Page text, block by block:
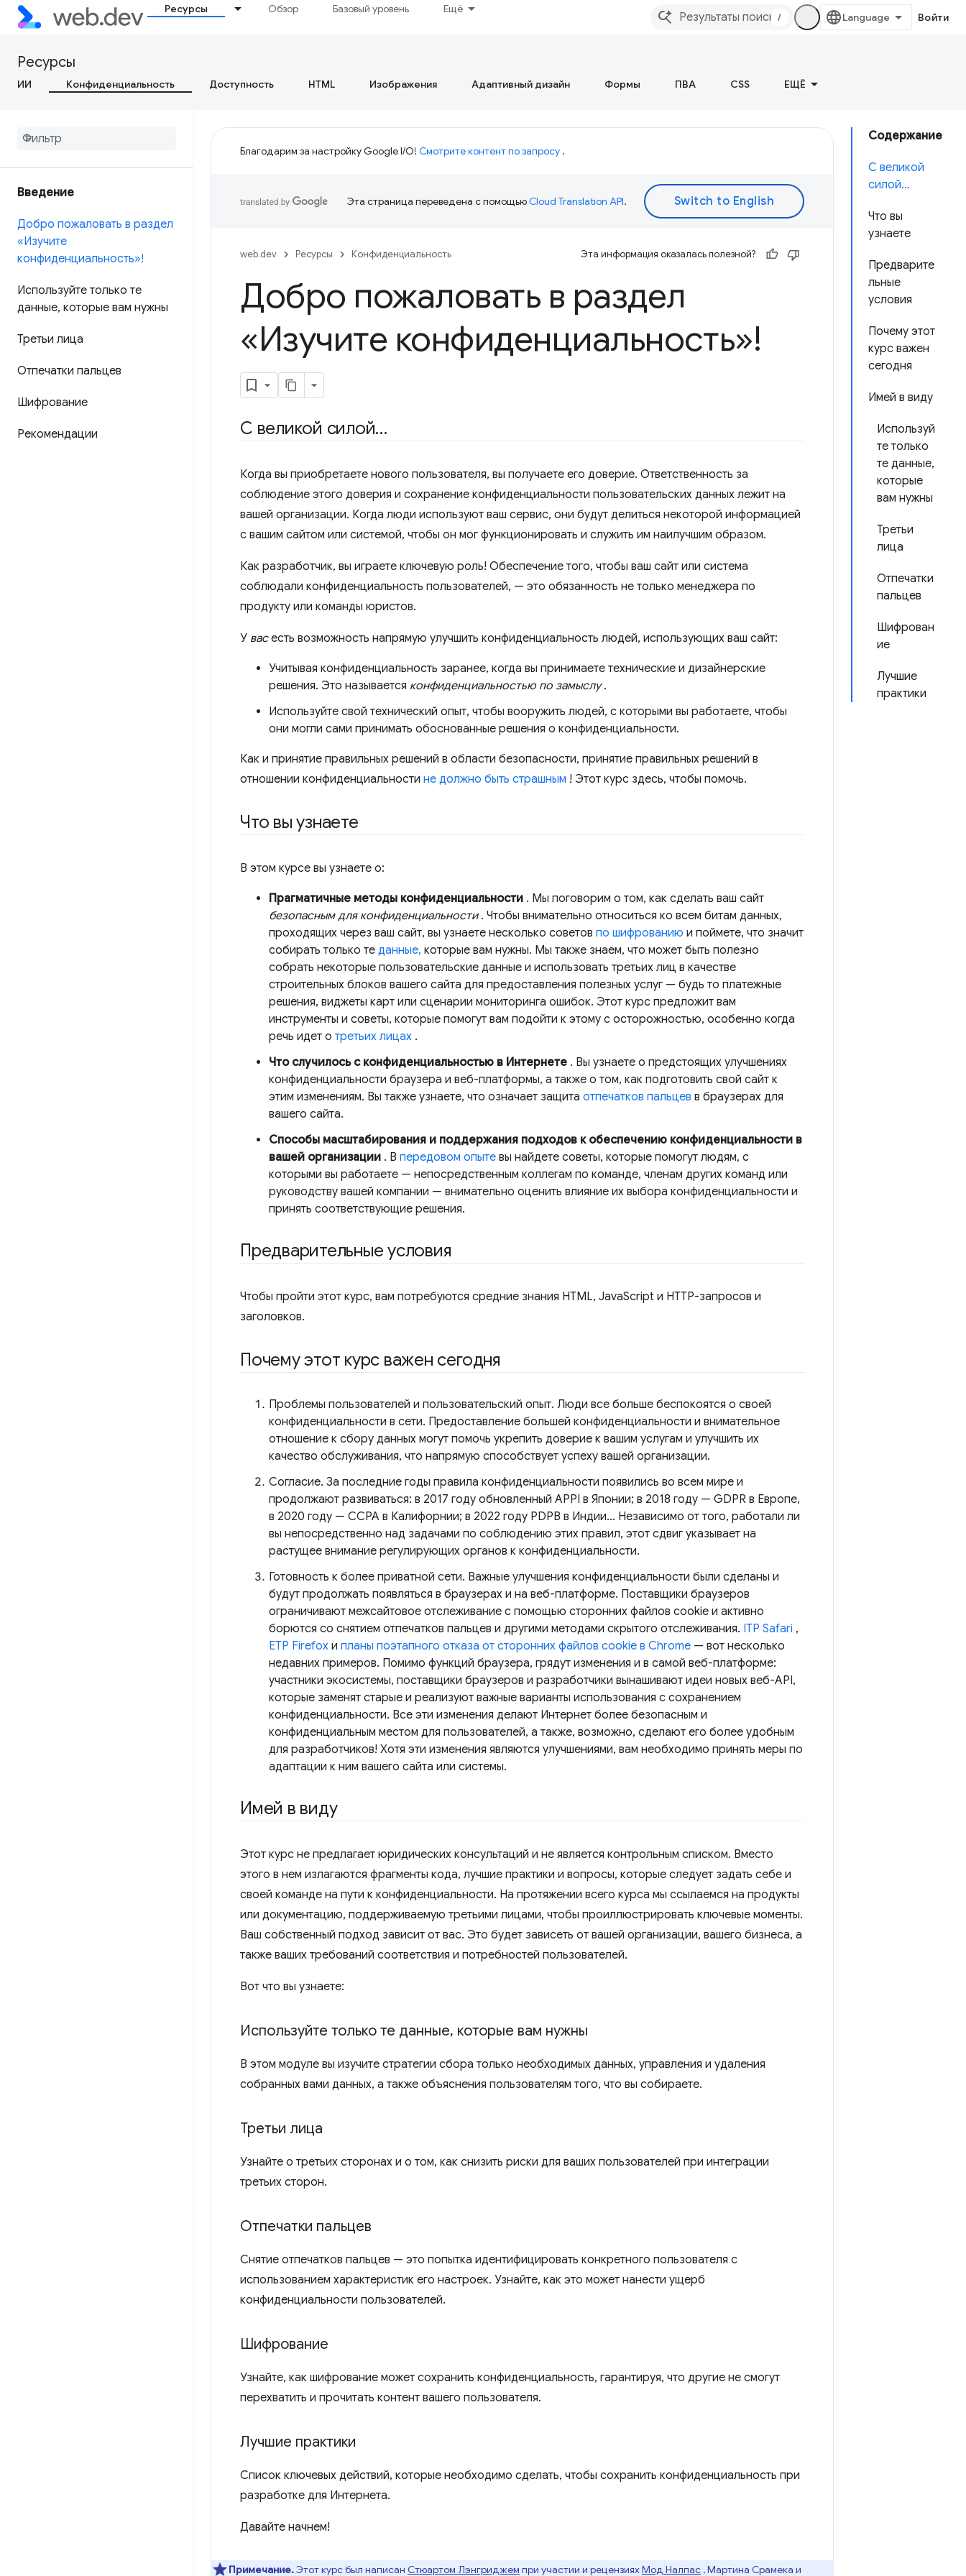
Ресурсы Обзор Базовый уровень Ещё
/ Войти
Ресурсы
ИИ Конфиденциальность Доступность HTML Изображения Адаптивный дизайн Формы ПВА CSS ЕЩЁ
Введение
Добро пожаловать в раздел
«Изучите
конфиденциальность»!
Используйте только те
данные, которые вам нужны
Третьи лица
Отпечатки пальцев
Шифрование
Рекомендации
Содержание
С великой
силой…
Что вы
узнаете
Предварите
льные
условия
Почему этот
курс важен
сегодня
Имей в виду
Используй
те только
те данные,
которые
вам нужны
Третьи
лица
Отпечатки
пальцев
Шифрован
ие
Лучшие
практики
Благодарим за настройку Google I/O! Смотрите контент по запросу .
Эта страница переведена с помощьюCloud Translation API.
web.dev Ресурсы Конфиденциальность Эта информация оказалась полезной?
Добро пожаловать в раздел
«Изучите конфиденциальность»!
С великой силой…
Когда вы приобретаете нового пользователя, вы получаете его доверие. Ответственность за
соблюдение этого доверия и сохранение конфиденциальности пользовательских данных лежит на
вашей организации. Когда люди используют ваш сервис, они будут делиться некоторой информацией
с вашим сайтом или системой, чтобы он мог функционировать и служить им наилучшим образом.
Как разработчик, вы играете ключевую роль! Обеспечение того, чтобы ваш сайт или система
соблюдали конфиденциальность пользователей, — это обязанность не только менеджера по
продукту или команды юристов.
У васесть возможность напрямую улучшить конфиденциальность людей, использующих ваш сайт:
Учитывая конфиденциальность заранее, когда вы принимаете технические и дизайнерские
решения. Это называется конфиденциальностью по замыслу.
Используйте свой технический опыт, чтобы вооружить людей, с которыми вы работаете, чтобы
они могли сами принимать обоснованные решения о конфиденциальности.
Как и принятие правильных решений в области безопасности, принятие правильных решений в
отношении конфиденциальности не должно быть страшным ! Этот курс здесь, чтобы помочь.
Что вы узнаете
В этом курсе вы узнаете о:
Прагматичные методы конфиденциальности . Мы поговорим о том, как сделать ваш сайт
безопасным для конфиденциальности. Чтобы внимательно относиться ко всем битам данных,
проходящих через ваш сайт, вы узнаете несколько советов по шифрованию и поймете, что значит
собирать только те данные, которые вам нужны. Мы также знаем, что может быть полезно
собрать некоторые пользовательские данные и использовать третьих лиц в качестве
строительных блоков вашего сайта для предоставления полезных услуг — будь то платежные
решения, виджеты карт или сценарии мониторинга ошибок. Этот курс предложит вам
инструменты и советы, которые помогут вам подойти к этому с осторожностью, особенно когда
речь идет о третьих лицах .
Что случилось с конфиденциальностью в Интернете . Вы узнаете о предстоящих улучшениях
конфиденциальности браузера и веб-платформы, а также о том, как подготовить свой сайт к
этим изменениям. Вы также узнаете, что означает защита отпечатков пальцев в браузерах для
вашего сайта.
Способы масштабирования и поддержания подходов к обеспечению конфиденциальности в
вашей организации . В передовом опыте вы найдете советы, которые помогут людям, с
которыми вы работаете — непосредственным коллегам по команде, членам других команд или
руководству вашей компании — внимательно оценить влияние их выбора конфиденциальности и
принять соответствующие решения.
Предварительные условия
Чтобы пройти этот курс, вам потребуются средние знания HTML, JavaScript и HTTP-запросов и
заголовков.
Почему этот курс важен сегодня
Проблемы пользователей и пользовательский опыт. Люди все больше беспокоятся о своей
конфиденциальности в сети. Предоставление большей конфиденциальности и внимательное
отношение к сбору данных могут помочь укрепить доверие к вашим услугам и улучшить их
качество обслуживания, что напрямую способствует успеху вашей организации.
Согласие. За последние годы правила конфиденциальности появились во всем мире и
продолжают развиваться: в 2017 году обновленный APPI в Японии; в 2018 году — GDPR в Европе,
в 2020 году — CCPA в Калифорнии; в 2022 году PDPB в Индии… Независимо от того, работали ли
вы непосредственно над задачами по соблюдению этих правил, этот сдвиг указывает на
растущее внимание регулирующих органов к конфиденциальности.
Готовность к более приватной сети. Важные улучшения конфиденциальности были сделаны и
будут продолжать появляться в браузерах и на веб-платформе. Поставщики браузеров
ограничивают межсайтовое отслеживание с помощью сторонних файлов cookie и активно
борются со снятием отпечатков пальцев и другими методами скрытого отслеживания. ITP Safari ,
ETP Firefox и планы поэтапного отказа от сторонних файлов cookie в Chrome — вот несколько
недавних примеров. Помимо функций браузера, грядут изменения и в самой веб-платформе:
участники экосистемы, поставщики браузеров и разработчики вынашивают идеи новых веб-API,
которые заменят старые и реализуют важные варианты использования с сохранением
конфиденциальности. Все эти изменения делают Интернет более безопасным и
конфиденциальным местом для пользователей, а также, возможно, сделают его более удобным
для разработчиков! Хотя эти изменения являются улучшениями, вам необходимо принять меры по
адаптации к ним вашего сайта или системы.
Имей в виду
Этот курс не предлагает юридических консультаций и не является контрольным списком. Вместо
этого в нем излагаются фрагменты кода, лучшие практики и вопросы, которые следует задать себе и
своей команде на пути к конфиденциальности. На протяжении всего курса мы ссылаемся на продукты
или документацию, поддерживаемую третьими лицами, чтобы проиллюстрировать ключевые моменты.
Ваш собственный подход зависит от вас. Это будет зависеть от вашей организации, вашего бизнеса, а
также ваших требований соответствия и потребностей пользователей.
Вот что вы узнаете:
Используйте только те данные, которые вам нужны
В этом модуле вы изучите стратегии сбора только необходимых данных, управления и удаления
собранных вами данных, а также объяснения пользователям того, что вы собираете.
Третьи лица
Узнайте о третьих сторонах и о том, как снизить риски для ваших пользователей при интеграции
третьих сторон.
Отпечатки пальцев
Снятие отпечатков пальцев — это попытка идентифицировать конкретного пользователя с
использованием характеристик его настроек. Узнайте, как это может нанести ущерб
конфиденциальности пользователей.
Шифрование
Узнайте, как шифрование может сохранить конфиденциальность, гарантируя, что другие не смогут
перехватить и прочитать контент вашего пользователя.
Лучшие практики
Список ключевых действий, которые необходимо сделать, чтобы сохранить конфиденциальность при
разработке для Интернета.
Давайте начнем!
Примечание.Этот курс был написан Стюартом Лэнгриджем при участии и рецензияхМод Налпас , Мартина Срамека и